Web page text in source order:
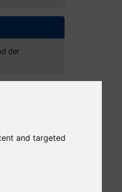
der
mit mehr
Strand,
and targeted